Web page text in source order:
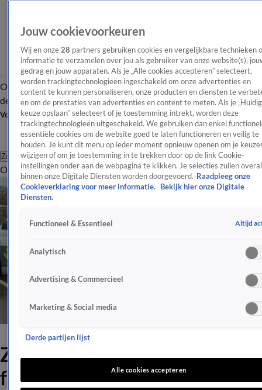
OverzichtAfleveringen Entertainment TV Algemeen
Tip
de redactieNieuwsbrief
Volg Shownieuws
Zoeken
OverzichtEntertainmentSpraakmakendRealityCrimeVideo's
Zeer bekend tv-klusbedrijf
failliet na moord
Jouw cookievoorkeuren
Wij en onze 28 partners gebruiken cookies en vergelijkbare technieken
informatie te verzamelen over jou als gebruiker van onze website(s),
gedrag en jouw apparaten. Als je „Alle cookies accepteren” selecteert,
worden trackingtechnologieën ingeschakeld om onze advertenties en
content te kunnen personaliseren, onze producten en diensten te
en om de prestaties van advertenties en content te meten. Als je
keuze opslaan” selecteert of je toestemming intrekt, worden deze
trackingtechnologieën uitgeschakeld. We gebruiken dan enkel
essentiële cookies om de website goed te laten functioneren en veilig te
houden. Je kunt dit menu op ieder moment opnieuw openen om je
wijzigen of om je toestemming in te trekken door op de link Cookie-
instellingen onder aan de webpagina te klikken. Je selecties zullen overal
binnen onze Digitale Diensten worden doorgevoerd. Raadpleeg onze
Cookieverklaring voor meer informatie.
Bekijk hier onze Digitale
Diensten.
Functioneel & Essentieel Altijd
Analytisch
Advertising & Commercieel
Marketing & Social media
Derde partijen lijst
Alle cookies accepteren